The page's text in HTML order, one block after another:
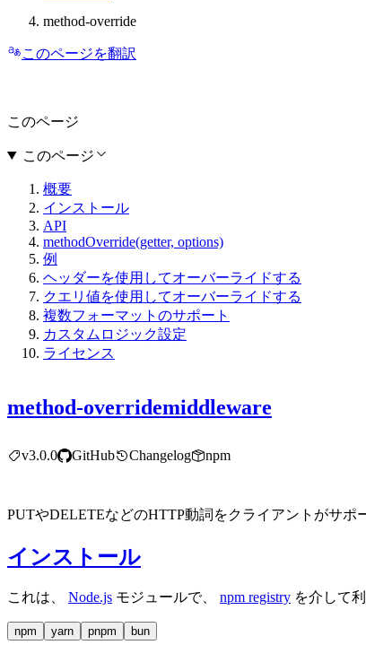
method-override
このページを翻訳
method-overridemiddleware
v3.0.0 GitHub Changelog npm
PUTやDELETEなどのHTTP動詞をクライアントがサポ
インストール
これは、 Node.js モジュールで、 npm registry を介して
npm yarn pnpm bun
このページ
このページ
概要
インストール
API
methodOverride(getter, options)
例
ヘッダーを使用してオーバーライドする
クエリ値を使用してオーバーライドする
複数フォーマットのサポート
カスタムロジック設定
ライセンス